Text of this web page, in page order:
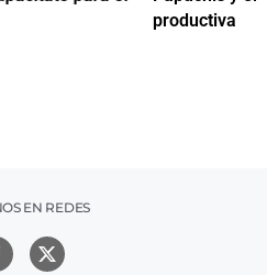
EN REDES